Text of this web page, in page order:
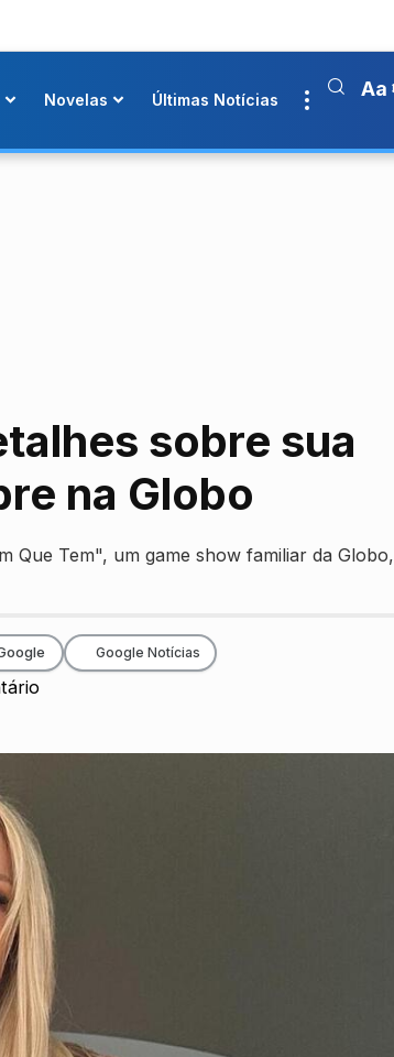
Novelas Últimas Notícias Aa
sobre sua
na Globo
Que Tem", um game show familiar da Globo,
Google Notícias